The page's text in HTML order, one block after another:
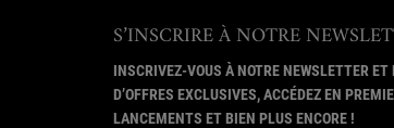
S’INSCRIRE À NOTRE
INSCRIVEZ-VOUS À NOTRE NEWSLETTER ET
D’OFFRES EXCLUSIVES, ACCÉDEZ EN
LANCEMENTS ET BIEN PLUS ENCORE !